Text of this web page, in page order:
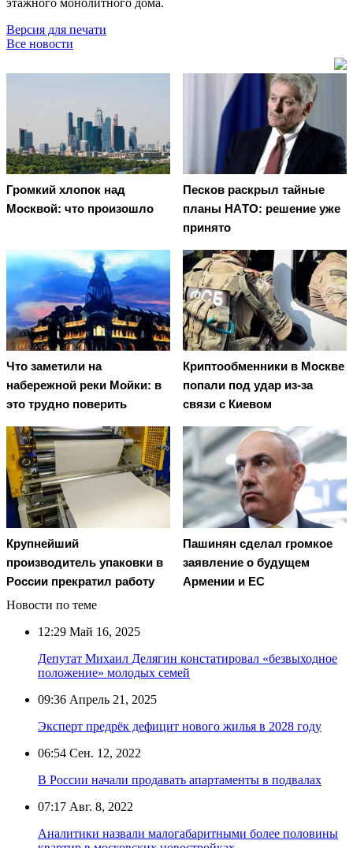
Версия для печати
Все новости
Громкий хлопок над
Москвой: что произошло
Пecкoв рacкрыл тaйныe
плaны НAТO: рeшeниe ужe
принятo
Что заметили на
набережной реки Мойки: в
это трудно поверить
Криптообменники в Москве
попали под удар из-за
связи с Киевом
Крупнейший
производитель упаковки в
России прекратил работу
Пашинян сделал громкое
заявление о будущем
Армении и ЕС
Новости по теме
12:29 Май 16, 2025
Депутат Михаил Делягин констатировал «безвыходное
положение» молодых семей
09:36 Апрель 21, 2025
Эксперт предрёк дефицит нового жилья в 2028 году
06:54 Сен. 12, 2022
В России начали продавать апартаменты в подвалах
07:17 Авг. 8, 2022
Аналитики назвали малогабаритными более половины